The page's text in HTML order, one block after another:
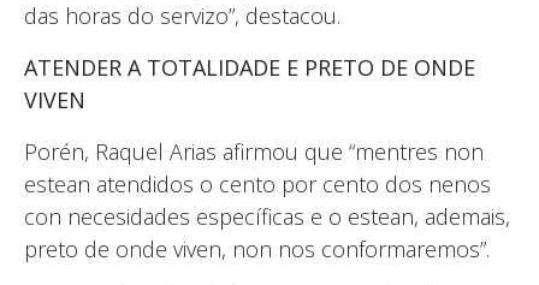
das horas do servizo”, destacou.
ATENDER A TOTALIDADE E PRETO DE ONDE
VIVEN
Porén, Raquel Arias afirmou que “mentres non
estean atendidos o cento por cento dos nenos
con necesidades específicas e o estean, ademais,
preto de onde viven, non nos conformaremos”.